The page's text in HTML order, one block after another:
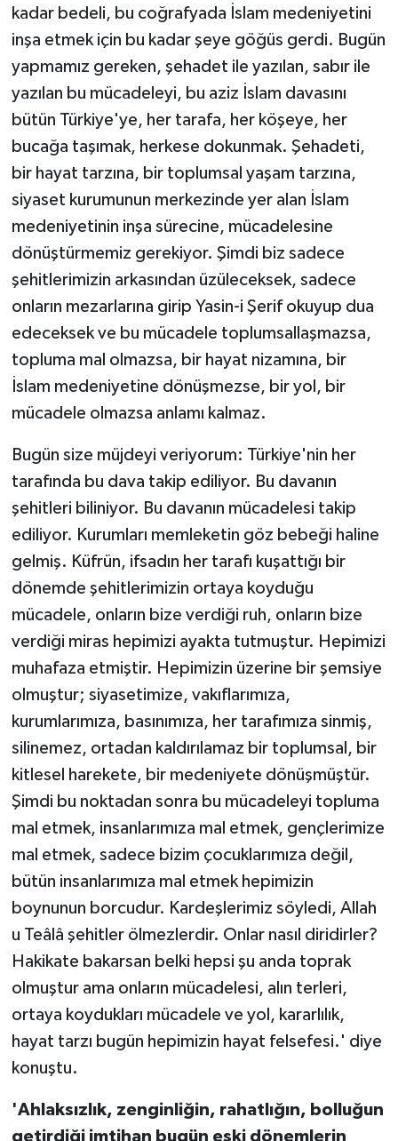
kadar bedeli, bu coğrafyada İslam medeniyetini
inşa etmek için bu kadar şeye göğüs gerdi. Bugün
yapmamız gereken, şehadet ile yazılan, sabır ile
yazılan bu mücadeleyi, bu aziz İslam davasını
bütün Türkiye'ye, her tarafa, her köşeye, her
bucağa taşımak, herkese dokunmak. Şehadeti,
bir hayat tarzına, bir toplumsal yaşam tarzına,
siyaset kurumunun merkezinde yer alan İslam
medeniyetinin inşa sürecine, mücadelesine
dönüştürmemiz gerekiyor. Şimdi biz sadece
şehitlerimizin arkasından üzüleceksek, sadece
onların mezarlarına girip Yasin-i Şerif okuyup dua
edeceksek ve bu mücadele toplumsallaşmazsa,
topluma mal olmazsa, bir hayat nizamına, bir
İslam medeniyetine dönüşmezse, bir yol, bir
mücadele olmazsa anlamı kalmaz.
Bugün size müjdeyi veriyorum: Türkiye'nin her
tarafında bu dava takip ediliyor. Bu davanın
şehitleri biliniyor. Bu davanın mücadelesi takip
ediliyor. Kurumları memleketin göz bebeği haline
gelmiş. Küfrün, ifsadın her tarafı kuşattığı bir
dönemde şehitlerimizin ortaya koyduğu
mücadele, onların bize verdiği ruh, onların bize
verdiği miras hepimizi ayakta tutmuştur. Hepimizi
muhafaza etmiştir. Hepimizin üzerine bir şemsiye
olmuştur; siyasetimize, vakıflarımıza,
kurumlarımıza, basınımıza, her tarafımıza sinmiş,
silinemez, ortadan kaldırılamaz bir toplumsal, bir
kitlesel harekete, bir medeniyete dönüşmüştür.
Şimdi bu noktadan sonra bu mücadeleyi topluma
mal etmek, insanlarımıza mal etmek, gençlerimize
mal etmek, sadece bizim çocuklarımıza değil,
bütün insanlarımıza mal etmek hepimizin
boynunun borcudur. Kardeşlerimiz söyledi, Allah
u Teâlâ şehitler ölmezlerdir. Onlar nasıl diridirler?
Hakikate bakarsan belki hepsi şu anda toprak
olmuştur ama onların mücadelesi, alın terleri,
ortaya koydukları mücadele ve yol, kararlılık,
hayat tarzı bugün hepimizin hayat felsefesi.' diye
konuştu.
'Ahlaksızlık, zenginliğin, rahatlığın, bolluğun
getirdiği imtihan bugün eski dönemlerin